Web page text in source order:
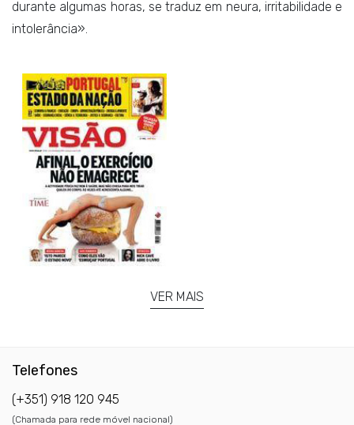
durante algumas horas, se traduz em neura, irritabilidade e
intolerância».
VER MAIS
Telefones
(+351) 918 120 945
(Chamada para rede móvel nacional)